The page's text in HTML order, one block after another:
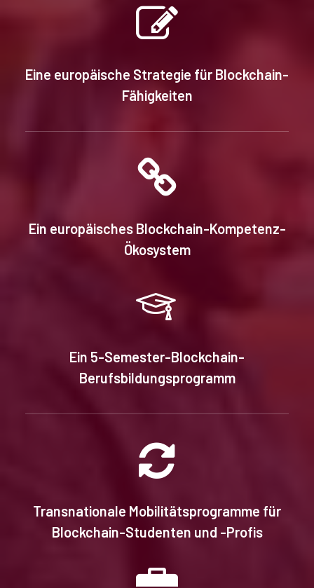
Eine europäische Strategie für Blockchain-
Fähigkeiten
Ein europäisches Blockchain-Kompetenz-
Ökosystem
Ein 5-Semester-Blockchain-
Berufsbildungsprogramm
Transnationale Mobilitätsprogramme für
Blockchain-Studenten und -Profis